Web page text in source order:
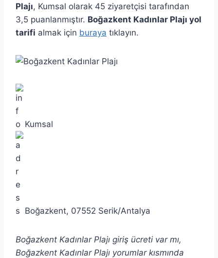
Plajı, Kumsal olarak 45 ziyaretçisi tarafından
3,5 puanlanmıştır. Boğazkent Kadınlar Plajı yol
tarifi almak için buraya tıklayın.
Kumsal
Boğazkent, 07552 Serik/Antalya
Boğazkent Kadınlar Plajı giriş ücreti var mı,
Boğazkent Kadınlar Plajı yorumlar kısmında